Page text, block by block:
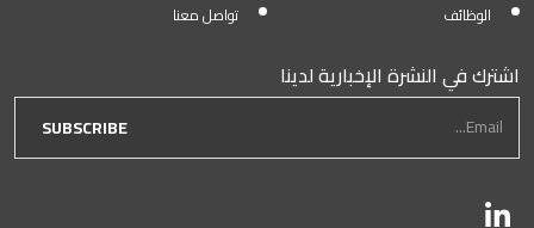
الوظائف
تواصل معنا
اشترك في النشرة الإخبارية لدينا
newsletter form
Email...
SUBSCRIBE
تابعنا